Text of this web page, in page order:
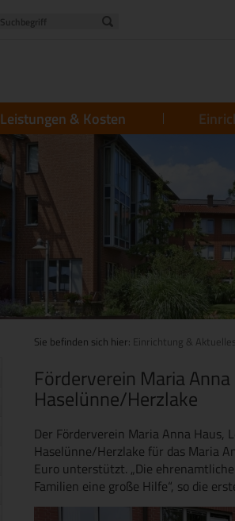
Leistungen & Kosten
Sie befinden sich hier: Einrichtung & Aktuelles
Förderverein Maria
Haselünne/Herzlake
Der Förderverein Maria Anna Haus,
Haselünne/Herzlake für das Maria
Euro unterstützt. „Die
Familien eine große Hilfe“, so die